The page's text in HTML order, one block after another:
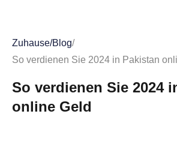
Zuhause/Blog/
So verdienen Sie 2024 in Pakistan
So verdienen Sie 2024
online Geld